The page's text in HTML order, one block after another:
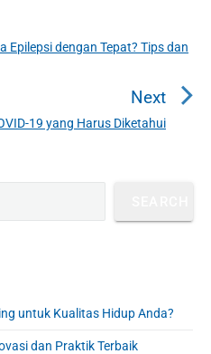
Epilepsi dengan Tepat? Tips dan
Next
N
:
19 yang Harus Diketahui
untuk Kualitas Hidup Anda?
dan Praktik Terbaik